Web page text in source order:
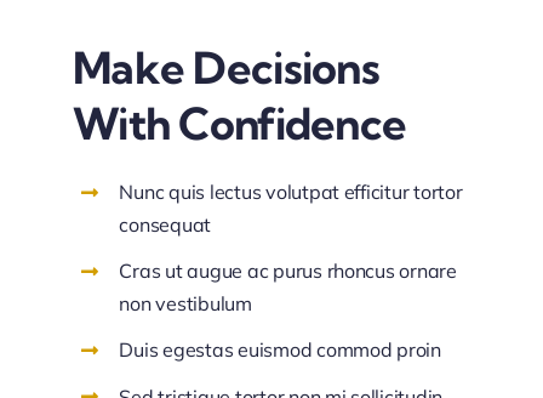
Make Decisions
With Confidence
Nunc quis lectus volutpat efficitur tortor
consequat
Cras ut augue ac purus rhoncus ornare
non vestibulum
Duis egestas euismod commod proin